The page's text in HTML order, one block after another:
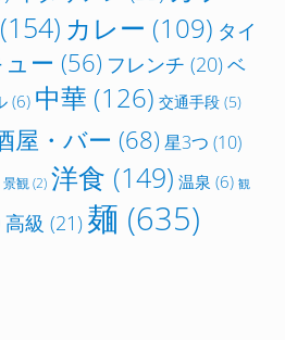
(154) カレー (109) タイ
ー (56) フレンチ (20)ベ
(6) 中華 (126) 交通手段(5)
屋・バー (68) 星3つ (10)
景観(2) 洋食 (149) 温泉 (6) 観
高級 (21) 麺 (635)